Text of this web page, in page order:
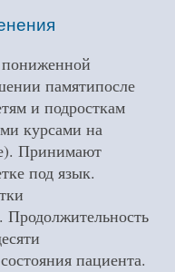
памятипосле
и подросткам
курсами на
Принимают
под язык.
Продолжительность
пациента.